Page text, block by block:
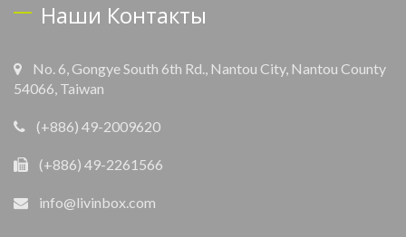
Наши Контакты
No. 6, Gongye South 6th Rd., Nantou City, Nantou County
54066, Taiwan
(+886) 49-2009620
(+886) 49-2261566
info@livinbox.com